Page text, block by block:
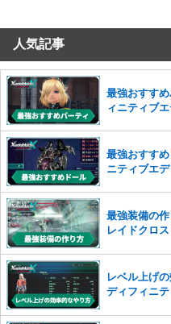
コメントの削除を申請する
せていただきます。ご了承
※一度削除したコメントは
さい。
また、過度な利用規約の違反や
った場合は、法的措置をとらせ
かじめご理解くださいませ。
人気記事
最強おすす
ィニティブエ
最強おすす
ニティブエデ
最強装備の
レイドクロ
レベル上げ
ディフィニテ